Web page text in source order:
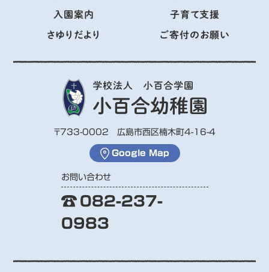
入園案内 子育て支援
さゆりだより ご寄付のお願い
〒733-0002 広島市西区楠木町4-16-4
Google Map
お問い合わせ
082-237-
0983